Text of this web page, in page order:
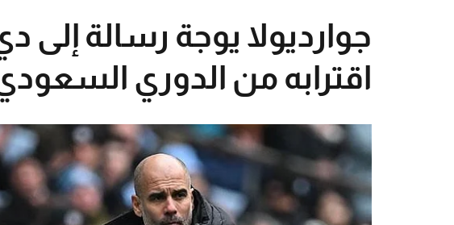
جوارديولا يوجة رسالة إلى
اقترابه من الدوري